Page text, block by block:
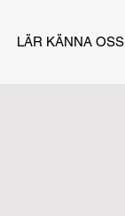
LÄR KÄNNA OSS